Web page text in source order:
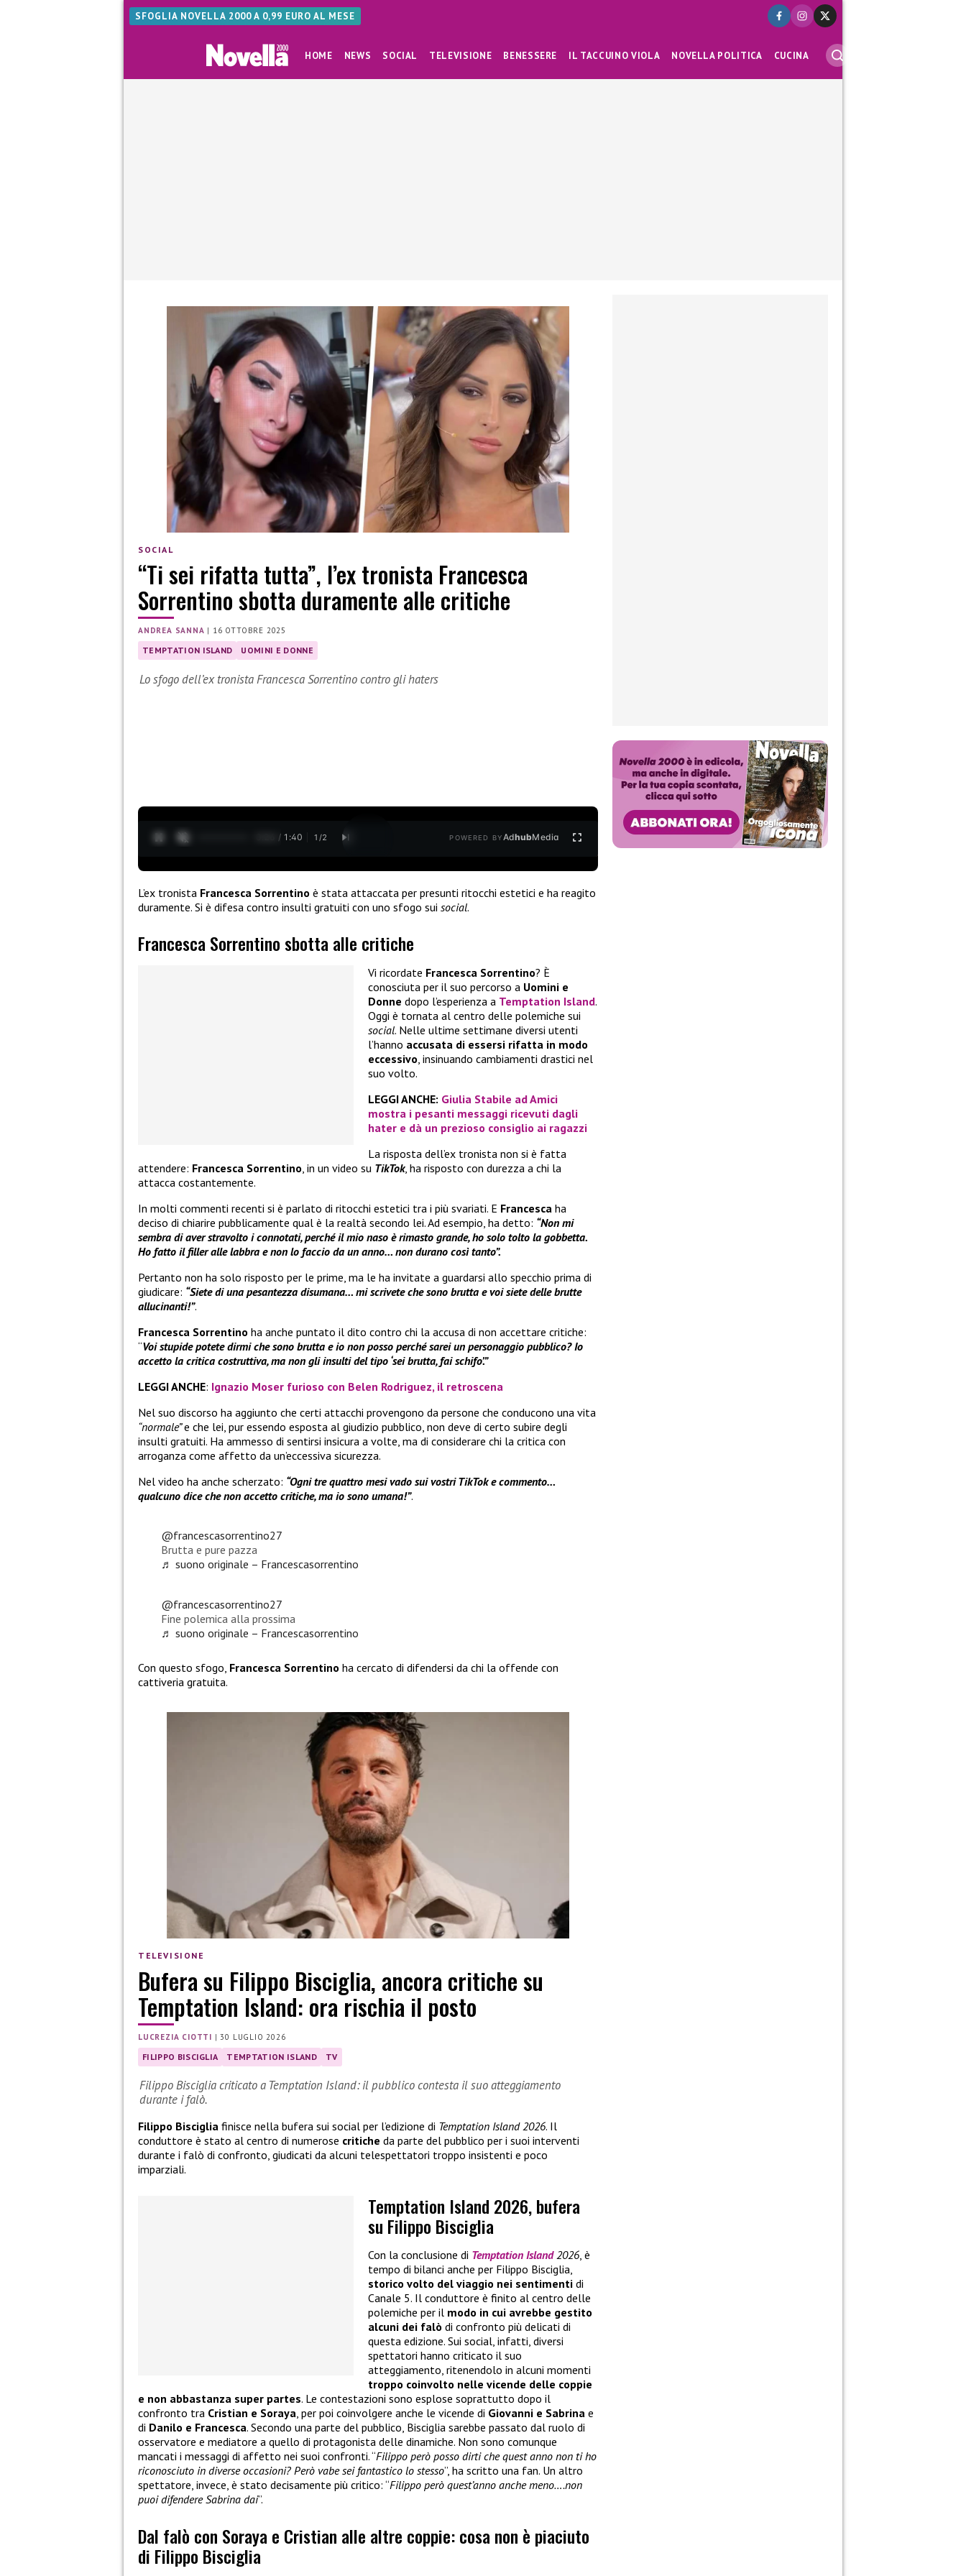
SFOGLIA NOVELLA 2000 A 0,99 EURO AL MESE
HOME NEWS SOCIAL TELEVISIONE BENESSERE IL TACCUINO VIOLA NOVELLA POLITICA CUCINA
SOCIAL
“Ti sei rifatta tutta”, l’ex tronista Francesca
Sorrentino sbotta duramente alle critiche
ANDREA SANNA | 16 OTTOBRE 2025
TEMPTATION ISLAND UOMINI E DONNE
Lo sfogo dell’ex tronista Francesca Sorrentino contro gli haters
0:27 / 1:40 1 /2 POWERED BYAdhubMedia
L’ex tronista Francesca Sorrentino è stata attaccata per presunti ritocchi estetici e ha reagito
duramente. Si è difesa contro insulti gratuiti con uno sfogo sui social.
Francesca Sorrentino sbotta alle critiche
Vi ricordate Francesca Sorrentino? È
conosciuta per il suo percorso a Uomini e
Donne dopo l’esperienza a Temptation Island.
Oggi è tornata al centro delle polemiche sui
social. Nelle ultime settimane diversi utenti
l’hanno accusata di essersi rifatta in modo
eccessivo, insinuando cambiamenti drastici nel
suo volto.
LEGGI ANCHE: Giulia Stabile ad Amici
mostra i pesanti messaggi ricevuti dagli
hater e dà un prezioso consiglio ai ragazzi
La risposta dell’ex tronista non si è fatta
attendere: Francesca Sorrentino, in un video su TikTok, ha risposto con durezza a chi la
attacca costantemente.
In molti commenti recenti si è parlato di ritocchi estetici tra i più svariati. E Francesca ha
deciso di chiarire pubblicamente qual è la realtà secondo lei. Ad esempio, ha detto: “Non mi
sembra di aver stravolto i connotati, perché il mio naso è rimasto grande, ho solo tolto la gobbetta.
Ho fatto il filler alle labbra e non lo faccio da un anno… non durano così tanto”.
Pertanto non ha solo risposto per le prime, ma le ha invitate a guardarsi allo specchio prima di
giudicare: “Siete di una pesantezza disumana… mi scrivete che sono brutta e voi siete delle brutte
allucinanti!”.
Francesca Sorrentino ha anche puntato il dito contro chi la accusa di non accettare critiche:
“Voi stupide potete dirmi che sono brutta e io non posso perché sarei un personaggio pubblico? Io
accetto la critica costruttiva, ma non gli insulti del tipo ‘sei brutta, fai schifo’.”
LEGGI ANCHE: Ignazio Moser furioso con Belen Rodriguez, il retroscena
Nel suo discorso ha aggiunto che certi attacchi provengono da persone che conducono una vita
“normale”e che lei, pur essendo esposta al giudizio pubblico, non deve di certo subire degli
insulti gratuiti. Ha ammesso di sentirsi insicura a volte, ma di considerare chi la critica con
arroganza come affetto da un’eccessiva sicurezza.
Nel video ha anche scherzato: “Ogni tre quattro mesi vado sui vostri TikTok e commento…
qualcuno dice che non accetto critiche, ma io sono umana!”.
@francescasorrentino27
Brutta e pure pazza
♬ suono originale – Francescasorrentino
@francescasorrentino27
Fine polemica alla prossima
♬ suono originale – Francescasorrentino
Con questo sfogo, Francesca Sorrentino ha cercato di difendersi da chi la offende con
cattiveria gratuita.
TELEVISIONE
Bufera su Filippo Bisciglia, ancora critiche su
Temptation Island: ora rischia il posto
LUCREZIA CIOTTI |30 LUGLIO 2026
FILIPPO BISCIGLIA TEMPTATION ISLAND TV
Filippo Bisciglia criticato a Temptation Island: il pubblico contesta il suo atteggiamento
durante i falò.
Filippo Bisciglia finisce nella bufera sui social per l’edizione di Temptation Island 2026. Il
conduttore è stato al centro di numerose critiche da parte del pubblico per i suoi interventi
durante i falò di confronto, giudicati da alcuni telespettatori troppo insistenti e poco
imparziali.
Temptation Island 2026, bufera
su Filippo Bisciglia
Con la conclusione di Temptation Island2026, è
tempo di bilanci anche per Filippo Bisciglia,
storico volto del viaggio nei sentimenti di
Canale 5. Il conduttore è finito al centro delle
polemiche per il modo in cui avrebbe gestito
alcuni dei falò di confronto più delicati di
questa edizione. Sui social, infatti, diversi
spettatori hanno criticato il suo
atteggiamento, ritenendolo in alcuni momenti
troppo coinvolto nelle vicende delle coppie
e non abbastanza super partes. Le contestazioni sono esplose soprattutto dopo il
confronto tra Cristian e Soraya, per poi coinvolgere anche le vicende di Giovanni e Sabrina e
di Danilo e Francesca. Secondo una parte del pubblico, Bisciglia sarebbe passato dal ruolo di
osservatore e mediatore a quello di protagonista delle dinamiche. Non sono comunque
mancati i messaggi di affetto nei suoi confronti. “Filippo però posso dirti che quest anno non ti ho
riconosciuto in diverse occasioni? Però vabe sei fantastico lo stesso”, ha scritto una fan. Un altro
spettatore, invece, è stato decisamente più critico: “Filippo però quest’anno anche meno….non
puoi difendere Sabrina dai”.
Dal falò con Soraya e Cristian alle altre coppie: cosa non è piaciuto
di Filippo Bisciglia